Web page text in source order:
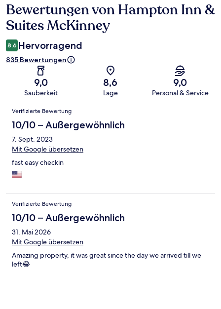
Bewertungen
Bewertungen von Hampton Inn &
Suites McKinney
8,6 Hervorragend
835 Bewertungen
9,0
Sauberkeit
8,6
Lage
9,0
Personal & Service
Bewertungen
Verifizierte Bewertung
10/10 – Außergewöhnlich
7. Sept. 2023
Mit Google übersetzen
fast easy checkin
Verifizierte Bewertung
10/10 – Außergewöhnlich
31. Mai 2026
Mit Google übersetzen
Amazing property, it was great since the day we arrived till we
left😂